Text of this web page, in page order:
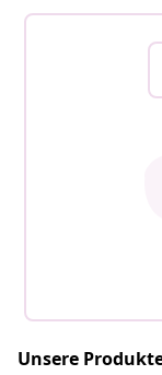
Unsere